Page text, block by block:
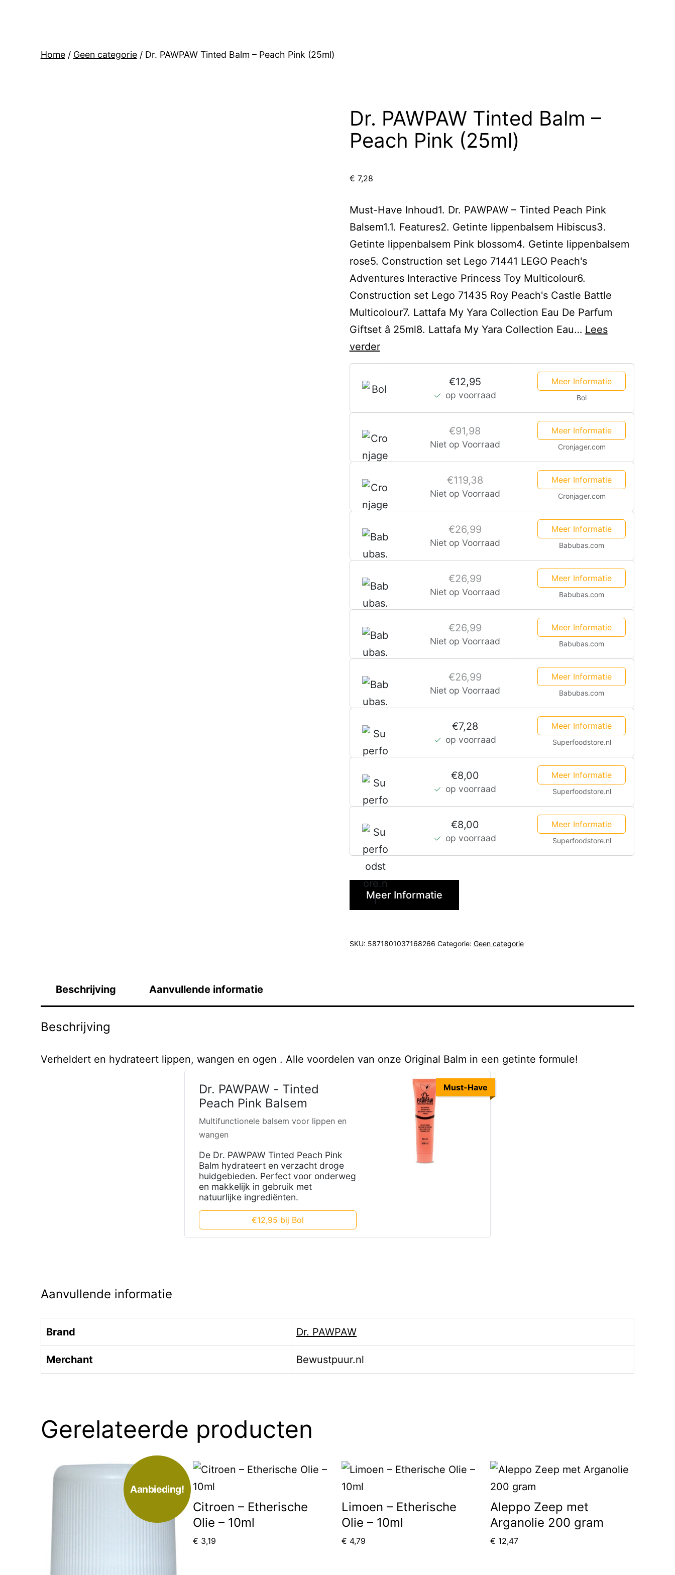
Home/ Geen categorie/ Dr. PAWPAW Tinted Balm – Peach Pink (25ml)
Dr. PAWPAW Tinted Balm –
Peach Pink (25ml)
€ 7,28
Must-Have Inhoud1. Dr. PAWPAW – Tinted Peach Pink
Balsem1.1. Features2. Getinte lippenbalsem Hibiscus3.
Getinte lippenbalsem Pink blossom4. Getinte lippenbalsem
rose5. Construction set Lego 71441 LEGO Peach's
Adventures Interactive Princess Toy Multicolour6.
Construction set Lego 71435 Roy Peach's Castle Battle
Multicolour7. Lattafa My Yara Collection Eau De Parfum
Giftset â 25ml8. Lattafa My Yara Collection Eau… Lees
verderDr.
PAWPAW
Balm
–
(25ml)
€12,95
op voorraad
Meer Informatie
Bol
€91,98
Niet op Voorraad
Meer Informatie
Cronjager.com
€119,38
Niet op Voorraad
Meer Informatie
Cronjager.com
€26,99
Niet op Voorraad
Meer Informatie
Babubas.com
€26,99
Niet op Voorraad
Meer Informatie
Babubas.com
€26,99
Niet op Voorraad
Meer Informatie
Babubas.com
€26,99
Niet op Voorraad
Meer Informatie
Babubas.com
€7,28
op voorraad
Meer Informatie
Superfoodstore.nl
€8,00
op voorraad
Meer Informatie
Superfoodstore.nl
€8,00
op voorraad
Meer Informatie
Superfoodstore.nl
Meer Informatie
SKU: 5871801037168266 Categorie: Geen categorie
Beschrijving Aanvullende informatie
Beschrijving
Verheldert en hydrateert lippen, wangen en ogen . Alle voordelen van onze Original Balm in een getinte formule!
Must-Have
Dr. PAWPAW - Tinted
Peach Pink Balsem
Multifunctionele balsem voor lippen en
wangen
De Dr. PAWPAW Tinted Peach Pink
Balm hydrateert en verzacht droge
huidgebieden. Perfect voor onderweg
en makkelijk in gebruik met
natuurlijke ingrediënten.
€12,95 bij Bol
Aanvullende informatie
Brand Dr. PAWPAW
Merchant Bewustpuur.nl
Gerelateerde producten
Aanbieding!
Citroen – Etherische
Olie – 10ml
€ 3,19
Limoen – Etherische
Olie – 10ml
€ 4,79
Aleppo Zeep met
Arganolie 200 gram
€ 12,47